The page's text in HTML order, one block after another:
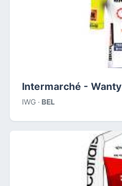
Intermarché -
IWG · BEL